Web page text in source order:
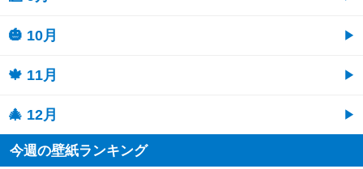
🎃 10月
🍁 11月
🎄 12月
今週の壁紙ランキング